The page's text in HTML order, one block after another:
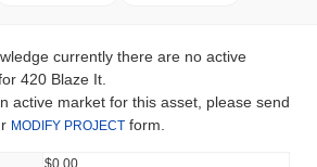
currently there are no active
420 Blaze It.
active market for this asset, please send
MODIFY PROJECT form.
$0.00